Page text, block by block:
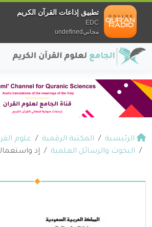
الرئيسية المكتبة الرقمية
علوم
البحوث والرسائل العلمية
إذ
تطبيق إذاعات القرآن الكريم
EDC
مجانيundefined